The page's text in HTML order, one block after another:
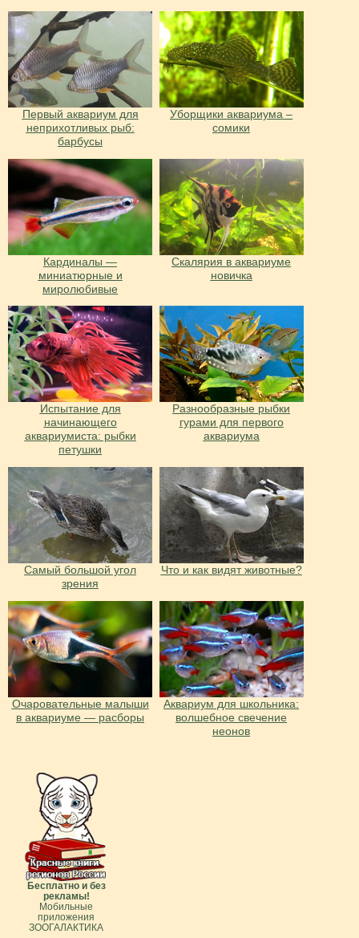
Первый аквариум для
неприхотливых рыб:
барбусы
Уборщики аквариума –
сомики
Кардиналы —
миниатюрные и
миролюбивые
Скалярия в аквариуме
новичка
Испытание для
начинающего
аквариумиста: рыбки
петушки
Разнообразные рыбки
гурами для первого
аквариума
Cамый большой угол
зрения
Что и как видят животные?
Очаровательные малыши
в аквариуме — расборы
Аквариум для школьника:
волшебное свечение
неонов
Бесплатно и без
рекламы!
Мобильные
приложения
ЗООГАЛАКТИКА